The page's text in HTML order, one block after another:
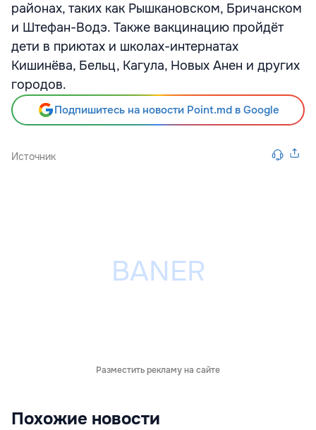
районах, таких как Рышкановском, Бричанском
и Штефан-Водэ. Также вакцинацию пройдёт
дети в приютах и школах-интернатах
Кишинёва, Бельц, Кагула, Новых Анен и других
городов.
Подпишитесь на новости Point.md в Google
Источник
Разместить рекламу на сайте
Похожие новости